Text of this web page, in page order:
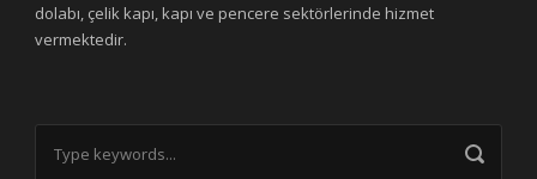
dolabı, çelik kapı, kapı ve pencere sektörlerinde hizmet
vermektedir.